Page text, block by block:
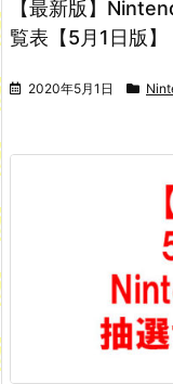
【最新版】
覧表【5月1日版】
2020年5月1日